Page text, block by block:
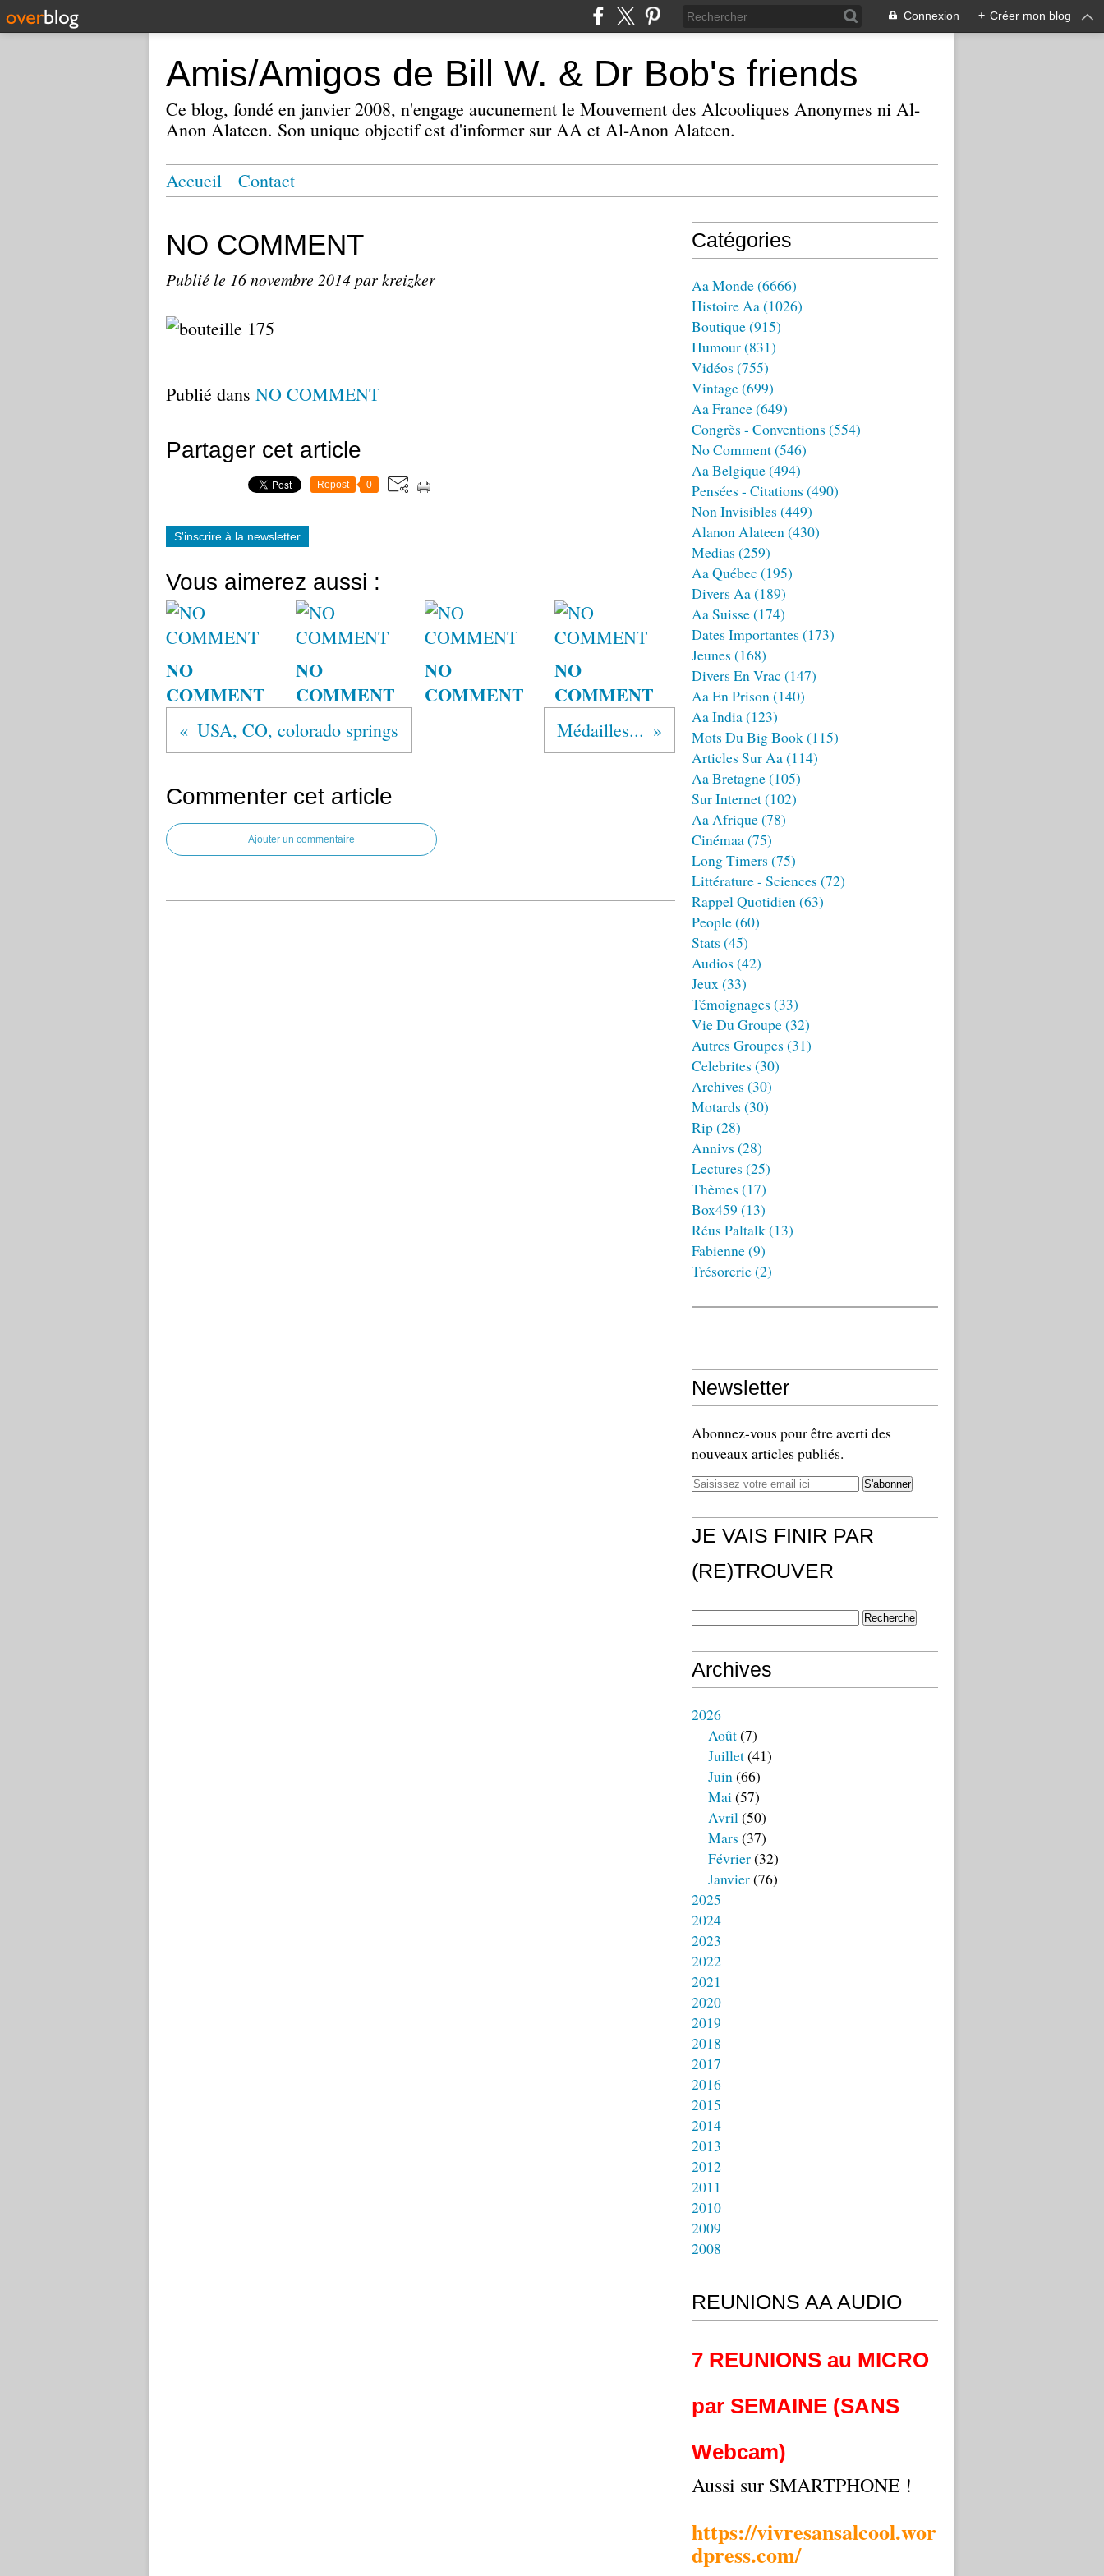
Connexion + Créer mon blog
Amis/Amigos de Bill W. & Dr Bob's friends
Ce blog, fondé en janvier 2008, n'engage aucunement le Mouvement des Alcooliques Anonymes ni Al-
Anon Alateen. Son unique objectif est d'informer sur AA et Al-Anon Alateen.
Accueil Contact
NO COMMENT
Publié le 16 novembre 2014par kreizker
Publié dans NO COMMENT
Partager cet article
Repost 0
S'inscrire à la newsletter
Vous aimerez aussi :
NO
COMMENT
NO
COMMENT
NO
COMMENT
NO
COMMENT
USA, CO, colorado springs Médailles...
Commenter cet article
Ajouter un commentaire
Catégories
Aa Monde(6666)
Histoire Aa(1026)
Boutique(915)
Humour(831)
Vidéos (755)
Vintage(699)
Aa France(649)
Congrès - Conventions (554)
No Comment(546)
Aa Belgique(494)
Pensées - Citations (490)
Non Invisibles (449)
Alanon Alateen(430)
Medias (259)
Aa Québec (195)
Divers Aa(189)
Aa Suisse(174)
Dates Importantes (173)
Jeunes (168)
Divers En Vrac (147)
Aa En Prison(140)
Aa India(123)
Mots Du Big Book(115)
Articles Sur Aa(114)
Aa Bretagne(105)
Sur Internet(102)
Aa Afrique(78)
Cinémaa(75)
Long Timers (75)
Littérature - Sciences (72)
Rappel Quotidien(63)
People(60)
Stats (45)
Audios (42)
Jeux(33)
Témoignages (33)
Vie Du Groupe(32)
Autres Groupes (31)
Celebrites (30)
Archives (30)
Motards (30)
Rip(28)
Annivs (28)
Lectures (25)
Thèmes (17)
Box459 (13)
Réus Paltalk(13)
Fabienne(9)
Trésorerie(2)
Newsletter
Abonnez-vous pour être averti des
nouveaux articles publiés.
JE VAIS FINIR PAR
(RE)TROUVER
Archives
2026
Août(7)
Juillet(41)
Juin(66)
Mai(57)
Avril(50)
Mars (37)
Février(32)
Janvier(76)
2025
2024
2023
2022
2021
2020
2019
2018
2017
2016
2015
2014
2013
2012
2011
2010
2009
2008
REUNIONS AA AUDIO
7 REUNIONS au MICRO
par SEMAINE (SANS
Webcam)
Aussi sur SMARTPHONE !
https://vivresansalcool.wor
dpress.com/